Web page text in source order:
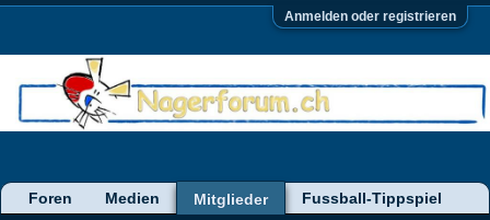
Anmelden oder registrieren
Foren Medien
Mitglieder
Fussball-Tippspiel